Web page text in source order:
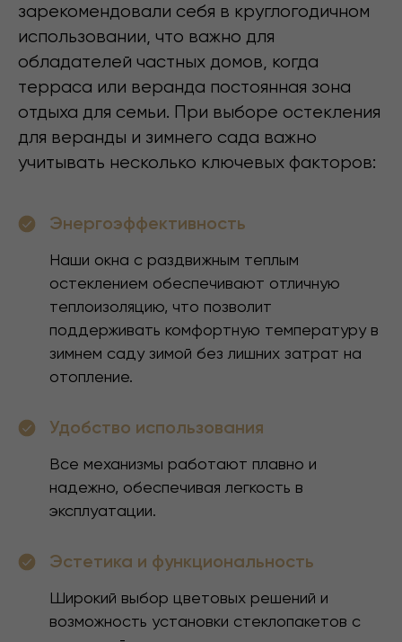
зарекомендовали себя в круглогодичном
использовании, что важно для
обладателей частных домов, когда
терраса или веранда постоянная зона
отдыха для семьи. При выборе остекления
для веранды и зимнего сада важно
учитывать несколько ключевых факторов:
Энергоэффективность
Наши окна с раздвижным теплым
остеклением обеспечивают отличную
теплоизоляцию, что позволит
поддерживать комфортную температуру в
зимнем саду зимой без лишних затрат на
отопление.
Удобство использования
Все механизмы работают плавно и
надежно, обеспечивая легкость в
эксплуатации.
Эстетика и функциональность
Широкий выбор цветовых решений и
возможность установки стеклопакетов с